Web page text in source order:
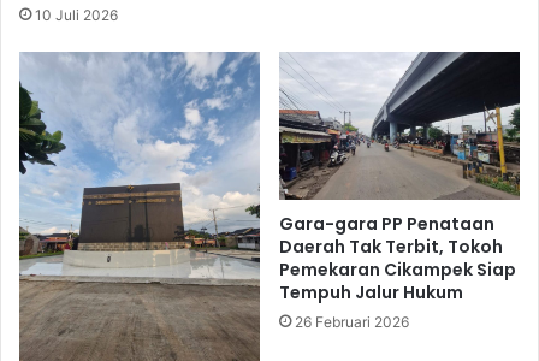
10 Juli 2026
Gara-gara PP Penataan
Daerah Tak Terbit, Tokoh
Pemekaran Cikampek Siap
Tempuh Jalur Hukum
26 Februari 2026